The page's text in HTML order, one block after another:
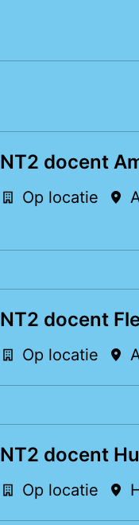
NT2 docent
Op locatie
NT2 docent
Op locatie
NT2 docent
Op locatie